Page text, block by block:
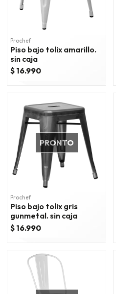
Prochef
Piso bajo tolix amarillo.
sin caja
$ 16.990
PRONTO
Prochef
Piso bajo tolix gris
gunmetal. sin caja
$ 16.990